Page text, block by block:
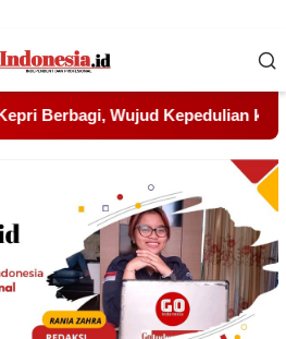
Tahfidz Yatim dan Dhuafa Al-